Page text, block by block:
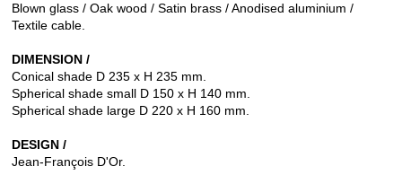
Blown glass / Oak wood / Satin brass / Anodised aluminium /
Textile cable.
DIMENSION /
Conical shade D 235 x H 235 mm.
Spherical shade small D 150 x H 140 mm.
Spherical shade large D 220 x H 160 mm.
DESIGN /
Jean-François D'Or.